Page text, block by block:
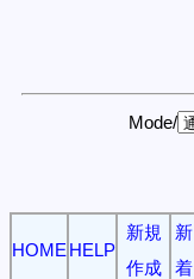
Mode/
HOME HELP
新規
作成
新
着